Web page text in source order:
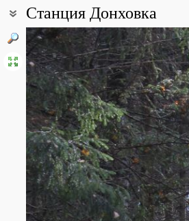
Станция Донховка
Координаты:
56° 32′ 00″ с.ш., 36° 40′ 00″ в.д.
Описание точки:
Хвойный лес; заболоченная
березняком вырубки.
Все фотографии(7) Фото